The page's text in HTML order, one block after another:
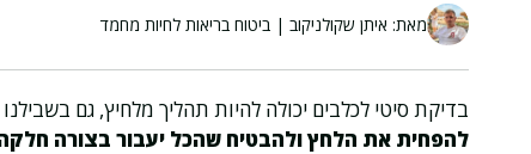
מאת: איתן שקולניקוב | ביטוח בריאות לחיות מחמד
בדיקת סיטי לכלבים יכולה להיות תהליך מלחיץ, גם
להפחית את הלחץ ולהבטיח שהכל יעבור בצורה